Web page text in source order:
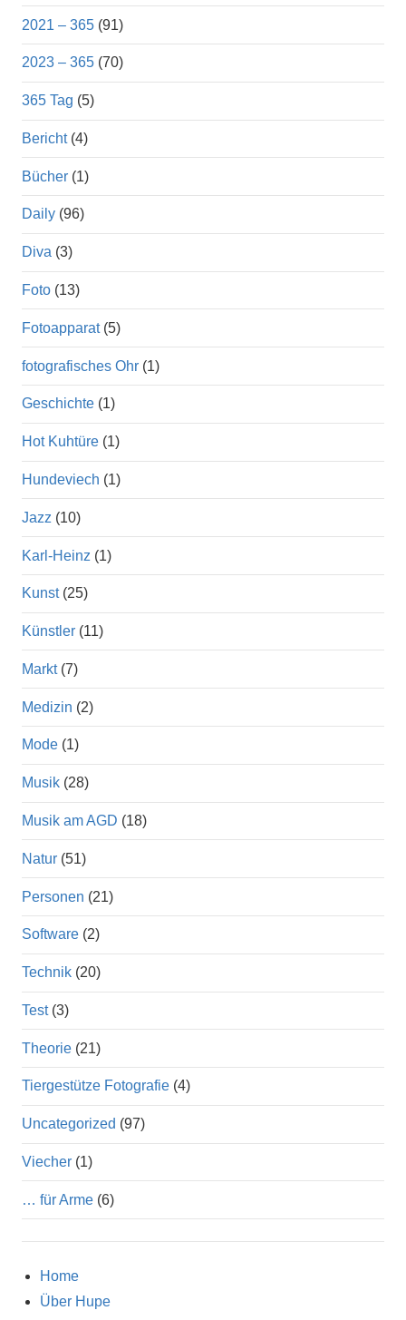
2021 – 365 (91)
2023 – 365 (70)
365 Tag (5)
Bericht(4)
Bücher (1)
Daily (96)
Diva (3)
Foto (13)
Fotoapparat(5)
fotografisches Ohr (1)
Geschichte (1)
Hot Kuhtüre (1)
Hundeviech (1)
Jazz (10)
Karl-Heinz (1)
Kunst(25)
Künstler (11)
Markt(7)
Medizin (2)
Mode (1)
Musik (28)
Musik am AGD (18)
Natur (51)
Personen (21)
Software (2)
Technik (20)
Test(3)
Theorie (21)
Tiergestütze Fotografie (4)
Uncategorized (97)
Viecher (1)
… für Arme (6)
Home
Über Hupe